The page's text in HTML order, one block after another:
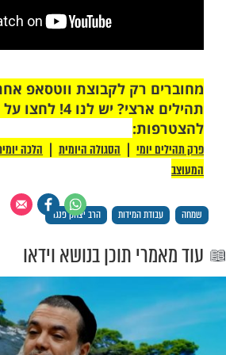
רק לקבוצת ווטסאפ אחת
תהילים ארצי? יש לנו 4!